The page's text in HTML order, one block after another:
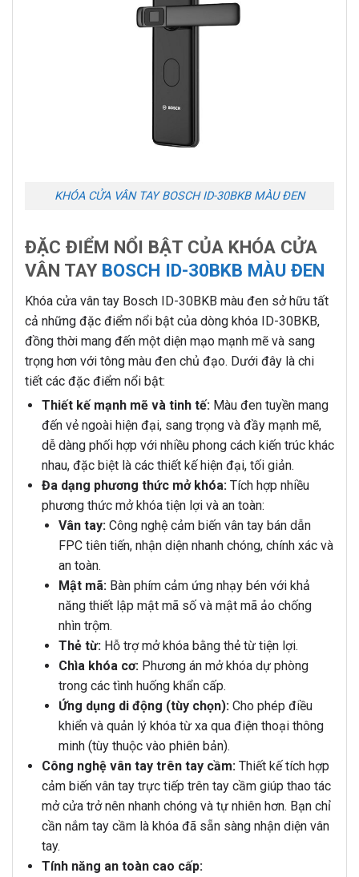
KHÓA CỬA VÂN TAY BOSCH ID-30BKB MÀU ĐEN
ĐẶC ĐIỂM NỔI BẬT CỦA KHÓA CỬA
VÂN TAY BOSCH ID-30BKB MÀU ĐEN
Khóa cửa vân tay Bosch ID-30BKB màu đen sở hữu tất
cả những đặc điểm nổi bật của dòng khóa ID-30BKB,
đồng thời mang đến một diện mạo mạnh mẽ và sang
trọng hơn với tông màu đen chủ đạo. Dưới đây là chi
tiết các đặc điểm nổi bật:
Thiết kế mạnh mẽ và tinh tế:Màu đen tuyền mang
đến vẻ ngoài hiện đại, sang trọng và đầy mạnh mẽ,
dễ dàng phối hợp với nhiều phong cách kiến trúc khác
nhau, đặc biệt là các thiết kế hiện đại, tối giản.
Đa dạng phương thức mở khóa:Tích hợp nhiều
phương thức mở khóa tiện lợi và an toàn:
Vân tay:Công nghệ cảm biến vân tay bán dẫn
FPC tiên tiến, nhận diện nhanh chóng, chính xác và
an toàn.
Mật mã:Bàn phím cảm ứng nhạy bén với khả
năng thiết lập mật mã số và mật mã ảo chống
nhìn trộm.
Thẻ từ:Hỗ trợ mở khóa bằng thẻ từ tiện lợi.
Chìa khóa cơ:Phương án mở khóa dự phòng
trong các tình huống khẩn cấp.
Ứng dụng di động (tùy chọn):Cho phép điều
khiển và quản lý khóa từ xa qua điện thoại thông
minh (tùy thuộc vào phiên bản).
Công nghệ vân tay trên tay cầm:Thiết kế tích hợp
cảm biến vân tay trực tiếp trên tay cầm giúp thao tác
mở cửa trở nên nhanh chóng và tự nhiên hơn. Bạn chỉ
cần nắm tay cầm là khóa đã sẵn sàng nhận diện vân
tay.
Tính năng an toàn cao cấp: